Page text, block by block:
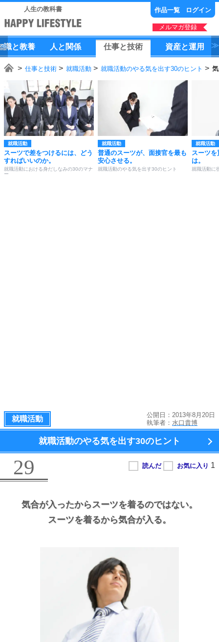
人生の教科書 作品一覧 ログイン
メルマガ登録
識と教養 人 と 関係 仕事と技術 資産と運用
仕事と技術 就職活動 就職活動のやる気を出す30のヒント
就職活動
スーツで差をつけるには、どう
すればいいのか。
就職活動における身だしなみの30のマナ
ー
就職活動
普通のスーツが、面接官を最も
安心させる。
就職活動のやる気を出す30のヒント
就職活動
スーツ
は。
就職活動に
就職活動
公開日：2013年8月20日
執筆者： 水口貴博
就職活動のやる気を出す30のヒント
29
気合が入ったからスーツを着るのではない。
スーツを着るから気合が入る。